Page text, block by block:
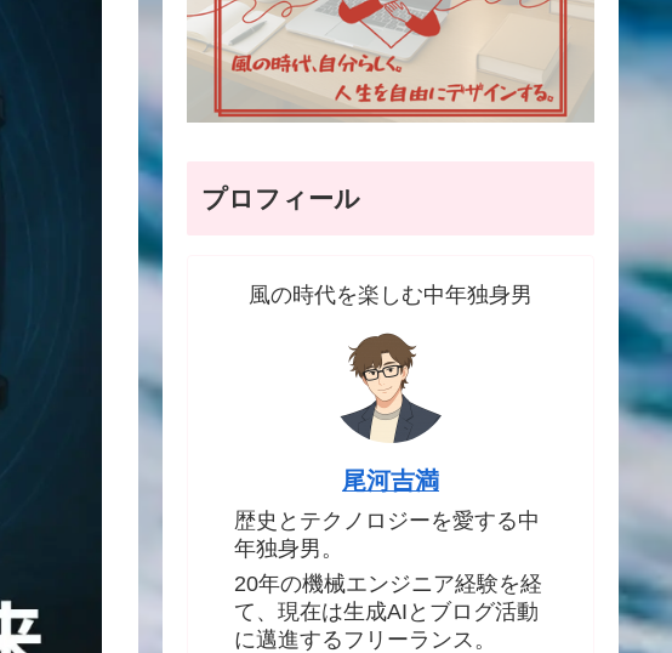
プロフィール
風の時代を楽しむ中年独身男
尾河吉満
歴史とテクノロジーを愛する中
年独身男。
20年の機械エンジニア経験を経
て、現在は生成AIとブログ活動
に邁進するフリーランス。